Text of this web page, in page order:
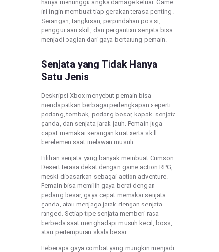
hanya menunggu angka damage keluar. Game
ini ingin membuat tiap gerakan terasa penting.
Serangan, tangkisan, perpindahan posisi,
penggunaan skill, dan pergantian senjata bisa
menjadi bagian dari gaya bertarung pemain.
Senjata yang Tidak Hanya
Satu Jenis
Deskripsi Xbox menyebut pemain bisa
mendapatkan berbagai perlengkapan seperti
pedang, tombak, pedang besar, kapak, senjata
ganda, dan senjata jarak jauh. Pemain juga
dapat memakai serangan kuat serta skill
berelemen saat melawan musuh.
Pilihan senjata yang banyak membuat Crimson
Desert terasa dekat dengan game action RPG,
meski dipasarkan sebagai action adventure.
Pemain bisa memilih gaya berat dengan
pedang besar, gaya cepat memakai senjata
ganda, atau menjaga jarak dengan senjata
ranged. Setiap tipe senjata memberi rasa
berbeda saat menghadapi musuh kecil, boss,
atau pertempuran skala besar.
Beberapa gaya combat yang mungkin menjadi